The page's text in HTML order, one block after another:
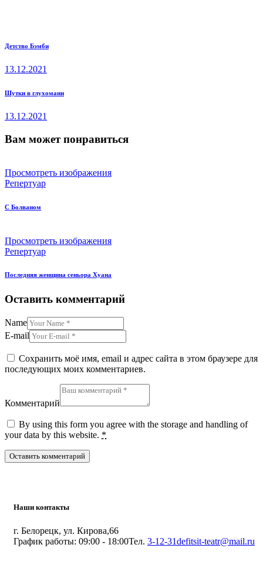
Навигация
по
пред.
Детство Бэмби
13.12.2021
след.
Шутки в глухомани
13.12.2021
Вам может понравиться
Просмотреть изображения
Репертуар
С Болваном
Просмотреть изображения
Репертуар
Последняя женщина сеньора Хуана
Оставить комментарий
Name
E-mail
Сохранить моё имя, email и адрес сайта в этом браузере для
последующих моих комментариев.
Комментарий
By using this form you agree with the storage and handling of
your data by this website. *
Наши контакты
г. Белорецк, ул. Кирова,66
График работы: 09:00 - 18:00Тел. 3-12-31defitsit-teatr@mail.ru